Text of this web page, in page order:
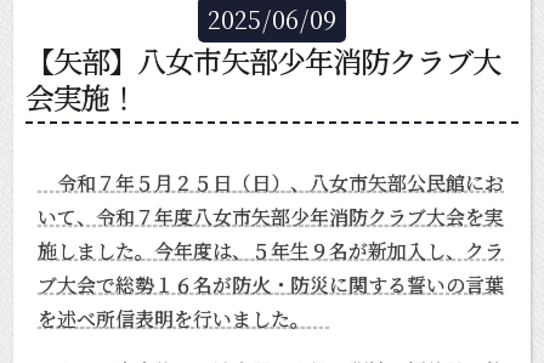
2025/06/09
【矢部】八女市矢部少年消防クラブ大
会実施！
令和７年５月２５日（日）、八女市矢部公民館にお
いて、令和７年度八女市矢部少年消防クラブ大会を実
施しました。今年度は、５年生９名が新加入し、クラ
ブ大会で総勢１６名が防火・防災に関する誓いの言葉
を述べ所信表明を行いました。